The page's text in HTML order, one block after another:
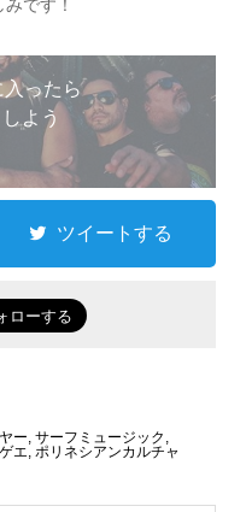
です！
ったら
よう
ツイートする
ー サーフミュージック
エ ポリネシアンカルチャ